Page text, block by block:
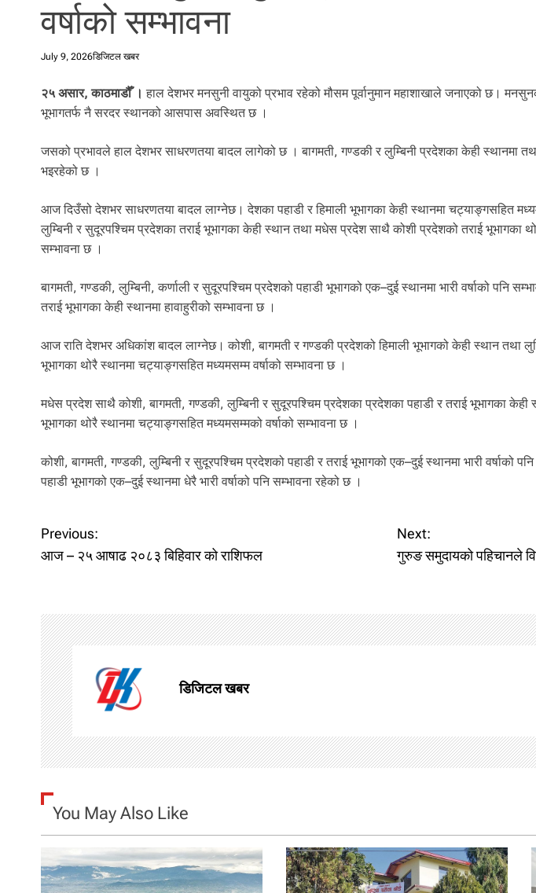
iवर्षाको सम्भावना
July 9, 2026डिजिटल खबर
२५ असार, काठमाडौँ ।हाल देशभर मनसुनी वायुको प्रभाव रहेको मौसम पूर्वानुमान महाशाखाले जनाएको छ।
भूभागतर्फ नै सरदर स्थानको आसपास अवस्थित छ ।
जसको प्रभावले हाल देशभर साधरणतया बादल लागेको छ । बागमती, गण्डकी र लुम्बिनी प्रदेशका केही स्थानमा
भइरहेको छ ।
आज दिउँसो देशभर साधरणतया बादल लाग्नेछ। देशका पहाडी र हिमाली भूभागका केही स्थानमा चट्याङ्गसहित
लुम्बिनी र सुदूरपश्चिम प्रदेशका तराई भूभागका केही स्थान तथा मधेस प्रदेश साथै कोशी प्रदेशको तराई भूभागका
सम्भावना छ ।
बागमती, गण्डकी, लुम्बिनी, कर्णाली र सुदूरपश्चिम प्रदेशको पहाडी भूभागको एक–दुई स्थानमा भारी वर्षाको पनि
तराई भूभागका केही स्थानमा हावाहुरीको सम्भावना छ ।
आज राति देशभर अधिकांश बादल लाग्नेछ। कोशी, बागमती र गण्डकी प्रदेशको हिमाली भूभागको केही स्थान तथा
भूभागका थोरै स्थानमा चट्याङ्गसहित मध्यमसम्म वर्षाको सम्भावना छ ।
मधेस प्रदेश साथै कोशी, बागमती, गण्डकी, लुम्बिनी र सुदूरपश्चिम प्रदेशका प्रदेशका पहाडी र तराई भूभागका केही
भूभागका थोरै स्थानमा चट्याङ्गसहित मध्यमसम्मको वर्षाको सम्भावना छ ।
कोशी, बागमती, गण्डकी, लुम्बिनी र सुदूरपश्चिम प्रदेशको पहाडी र तराई भूभागको एक–दुई स्थानमा भारी वर्षाको
पहाडी भूभागको एक–दुई स्थानमा धेरै भारी वर्षाको पनि सम्भावना रहेको छ ।
P
s
t
n
a
v
i
g
a
t
Previous:
आज – २५ आषाढ २०८३ बिहिवार को राशिफल
Next:
गुरुङ समुदायको पहिचानले
डिजिटल खबर
You May Also Like